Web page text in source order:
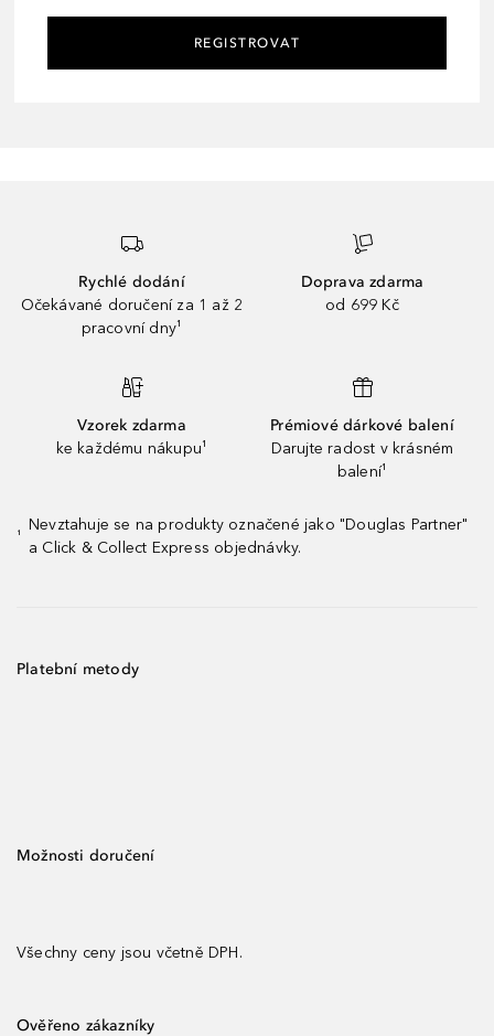
REGISTROVAT
Rychlé dodání
Očekávané doručení za 1 až 2
pracovní dny¹
Doprava zdarma
od 699 Kč
Vzorek zdarma
ke každému nákupu¹
Prémiové dárkové balení
Darujte radost v krásném
balení¹
¹
Nevztahuje se na produkty označené jako "Douglas Partner"
a Click & Collect Express objednávky.
Platební metody
Možnosti doručení
Všechny ceny jsou včetně DPH.
Ověřeno zákazníky